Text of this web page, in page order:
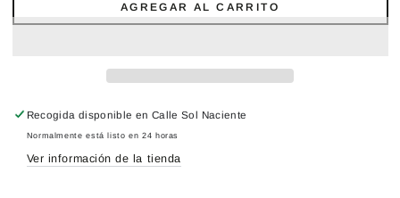
AGREGAR AL CARRITO
Recogida disponible en Calle Sol Naciente
Normalmente está listo en 24 horas
Ver información de la tienda